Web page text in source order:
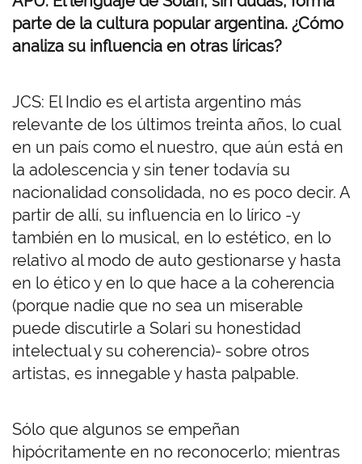
parte de la cultura popular argentina. ¿Cómo
analiza su influencia en otras líricas?
JCS: El Indio es el artista argentino más
relevante de los últimos treinta años, lo cual
en un país como el nuestro, que aún está en
la adolescencia y sin tener todavía su
nacionalidad consolidada, no es poco decir. A
partir de allí, su influencia en lo lírico -y
también en lo musical, en lo estético, en lo
relativo al modo de auto gestionarse y hasta
en lo ético y en lo que hace a la coherencia
(porque nadie que no sea un miserable
puede discutirle a Solari su honestidad
intelectual y su coherencia)- sobre otros
artistas, es innegable y hasta palpable.
Sólo que algunos se empeñan
hipócritamente en no reconocerlo; mientras